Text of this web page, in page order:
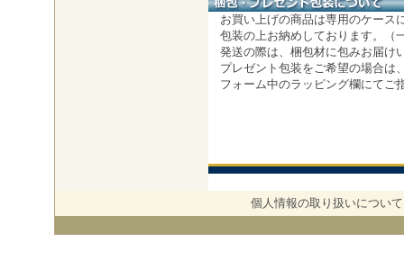
お買い上げの商品は専用のケース
包装の上お納めしております。（
発送の際は、梱包材に包みお届け
プレゼント包装をご希望の場合は
フォーム中のラッピング欄にてご
個人情報の取り扱いについて